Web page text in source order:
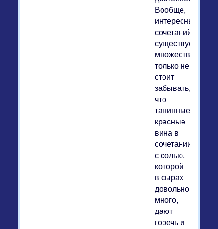
Вообще,
интересных
сочетаний
существует
множество,
только не
стоит
забывать,
что
танинные
красные
вина в
сочетании
с солью,
которой
в сырах
довольно
много,
дают
горечь и